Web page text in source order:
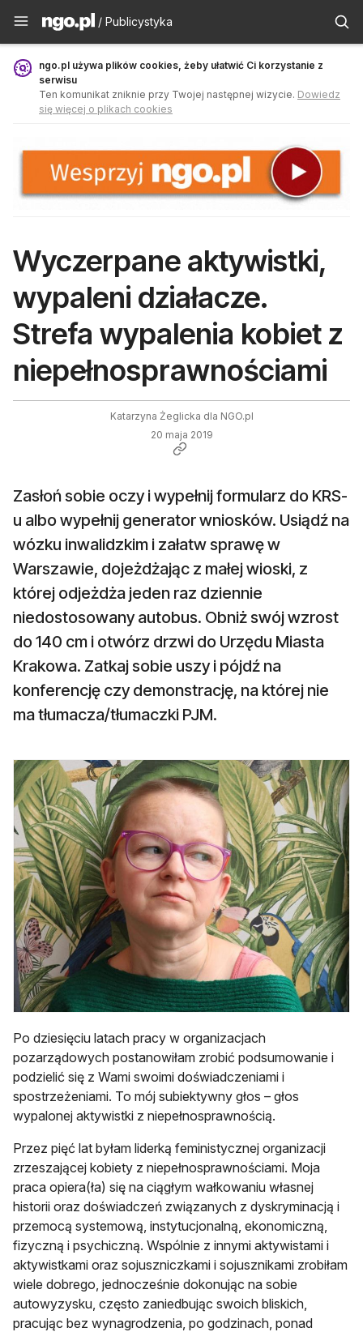
Publicystyka - ngo.pl
/ Publicystyka
ngo.pl używa plików cookies, żeby ułatwić Ci korzystanie z
serwisu
Ten komunikat zniknie przy Twojej następnej wizycie. Dowiedz
się więcej o plikach cookies
Wyczerpane aktywistki,
wypaleni działacze.
Strefa wypalenia kobiet z
niepełnosprawnościami
Katarzyna Żeglicka dla NGO.pl
20 maja 2019
Zasłoń sobie oczy i wypełnij formularz do KRS-
u albo wypełnij generator wniosków. Usiądź na
wózku inwalidzkim i załatw sprawę w
Warszawie, dojeżdżając z małej wioski, z
której odjeżdża jeden raz dziennie
niedostosowany autobus. Obniż swój wzrost
do 140 cm i otwórz drzwi do Urzędu Miasta
Krakowa. Zatkaj sobie uszy i pójdź na
konferencję czy demonstrację, na której nie
ma tłumacza/tłumaczki PJM.
Po dziesięciu latach pracy w organizacjach
pozarządowych postanowiłam zrobić podsumowanie i
podzielić się z Wami swoimi doświadczeniami i
spostrzeżeniami. To mój subiektywny głos – głos
wypalonej aktywistki z niepełnosprawnością.
Przez pięć lat byłam liderką feministycznej organizacji
zrzeszającej kobiety z niepełnosprawnościami. Moja
praca opiera(ła) się na ciągłym wałkowaniu własnej
historii oraz doświadczeń związanych z dyskryminacją i
przemocą systemową, instytucjonalną, ekonomiczną,
fizyczną i psychiczną. Wspólnie z innymi aktywistami i
aktywistkami oraz sojuszniczkami i sojusznikami zrobiłam
wiele dobrego, jednocześnie dokonując na sobie
autowyzysku, często zaniedbując swoich bliskich,
pracując bez wynagrodzenia, po godzinach, ponad